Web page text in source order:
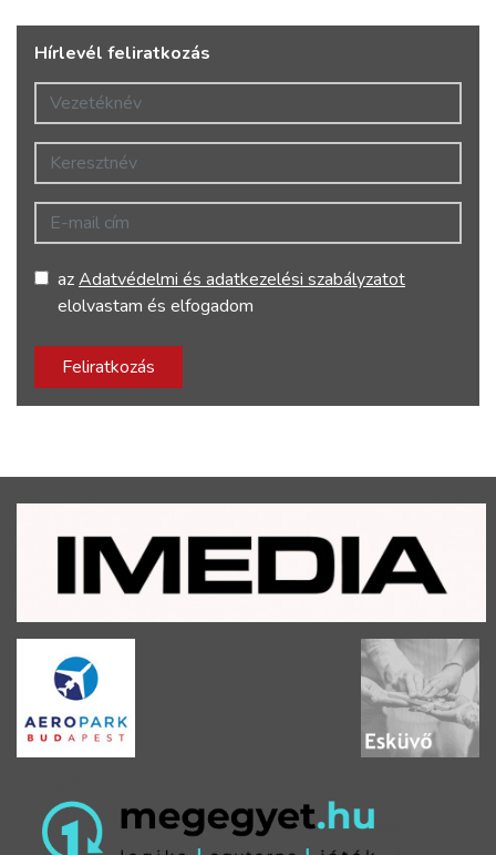
Hírlevél feliratkozás
Vezetéknév
Keresztnév
E-mail cím
azAdatvédelmi és adatkezelési szabályzatot
elolvastam és elfogadom
Feliratkozás